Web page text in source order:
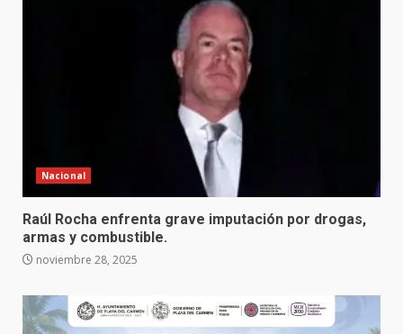
Nacional
Raúl Rocha enfrenta grave imputación por drogas,
armas y combustible.
noviembre 28, 2025